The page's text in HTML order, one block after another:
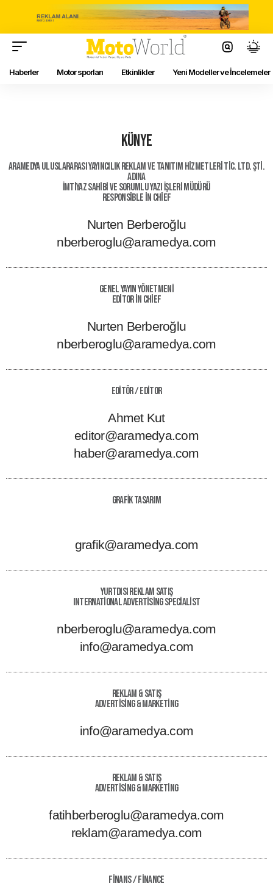
Haberler Motor sporları Etkinlikler Yeni Modeller ve İncelemeler
KÜNYE
ARAMEDYA Uluslararası Yayıncılık Reklam ve Tanıtım Hizmetleri Tic. Ltd. Şti.
adına
İmtiyaz Sahibi ve Sorumlu Yazı İşleri Müdürü
Responsible in Chief
Nurten Berberoğlu
nberberoglu@aramedya.com
Genel Yayın Yönetmeni
Editor in Chief
Nurten Berberoğlu
nberberoglu@aramedya.com
Editör / Editor
Ahmet Kut
editor@aramedya.com
haber@aramedya.com
GRAFİK TASARIM
grafik@aramedya.com
Yurtdısı Reklam Satış
International Advertising Specialist
nberberoglu@aramedya.com
info@aramedya.com
Reklam & Satış
Advertising & Marketing
info@aramedya.com
Reklam & Satış
Advertising & Marketing
fatihberberoglu@aramedya.com
reklam@aramedya.com
Finans / Finance